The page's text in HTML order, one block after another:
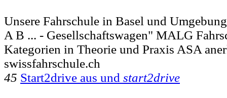
Unsere Fahrschule in Basel und
A B ... - Gesellschaftswagen" MALG
Kategorien in Theorie und Praxis ASA
swissfahrschule.ch
45 Start2drive aus und start2drive